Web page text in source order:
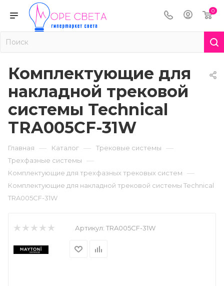
0
Комплектующие для
накладной трековой
системы Technical
TRA005CF-31W
Главная — Каталог — Трековые системы —
Трехфазные системы —
Комплектующие для трехфазных трековых систем —
Комплектующие для накладной трековой системы Technical
TRA005CF-31W
Артикул: TRA005CF-31W